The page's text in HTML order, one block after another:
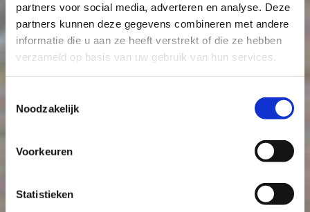
partners voor social media, adverteren en analyse. Deze
partners kunnen deze gegevens combineren met andere
informatie die u aan ze heeft verstrekt of die ze hebben
verzameld op basis van uw gebruik van hun services.
Noodzakelijk
Voorkeuren
Statistieken